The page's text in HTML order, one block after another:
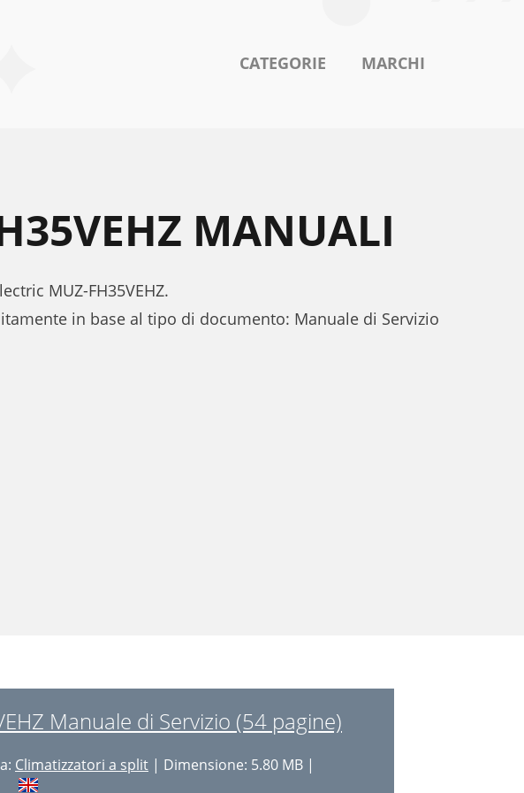
CATEGORIE MARCHI
MANUALI
MUZ-FH35VEHZ.
in base al tipo di documento: Manuale di Servizio
Manuale di Servizio (54 pagine)
Climatizzatori a split | Dimensione: 5.80 MB |